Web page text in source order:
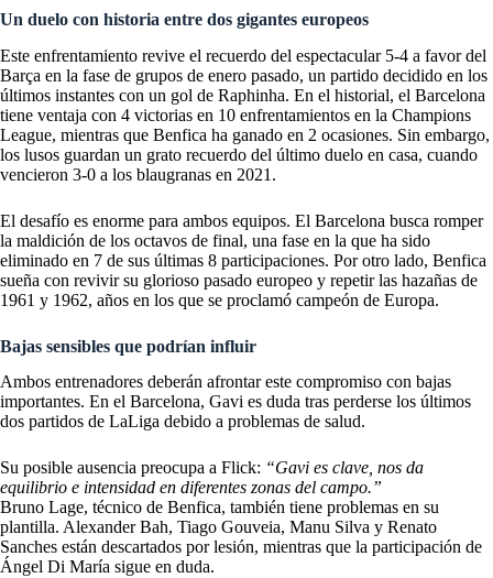
Un duelo con historia entre dos gigantes europeos
Este enfrentamiento revive el recuerdo del espectacular 5-4 a favor del
Barça en la fase de grupos de enero pasado, un partido decidido en los
últimos instantes con un gol de Raphinha. En el historial, el Barcelona
tiene ventaja con 4 victorias en 10 enfrentamientos en la Champions
League, mientras que Benfica ha ganado en 2 ocasiones. Sin embargo,
los lusos guardan un grato recuerdo del último duelo en casa, cuando
vencieron 3-0 a los blaugranas en 2021.
El desafío es enorme para ambos equipos. El Barcelona busca romper
la maldición de los octavos de final, una fase en la que ha sido
eliminado en 7 de sus últimas 8 participaciones. Por otro lado, Benfica
sueña con revivir su glorioso pasado europeo y repetir las hazañas de
1961 y 1962, años en los que se proclamó campeón de Europa.
Bajas sensibles que podrían influir
Ambos entrenadores deberán afrontar este compromiso con bajas
importantes. En el Barcelona, Gavi es duda tras perderse los últimos
dos partidos de LaLiga debido a problemas de salud.
Su posible ausencia preocupa a Flick: “Gavi es clave, nos da
equilibrio e intensidad en diferentes zonas del campo.”
Bruno Lage, técnico de Benfica, también tiene problemas en su
plantilla. Alexander Bah, Tiago Gouveia, Manu Silva y Renato
Sanches están descartados por lesión, mientras que la participación de
Ángel Di María sigue en duda.